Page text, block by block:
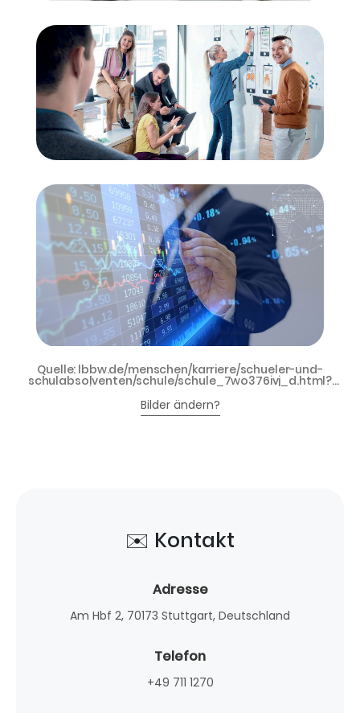
Quelle: lbbw.de/menschen/karriere/schueler-und-
schulabsolventen/schule/schule_7wo376ivj_d.html?
Württemberg
Bilder ändern?
✉️ Kontakt
Adresse
Am Hbf 2, 70173 Stuttgart, Deutschland
Telefon
+49 711 1270